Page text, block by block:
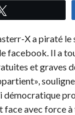
X a piraté
facebook. Il a
et graves
démocratique
avec force